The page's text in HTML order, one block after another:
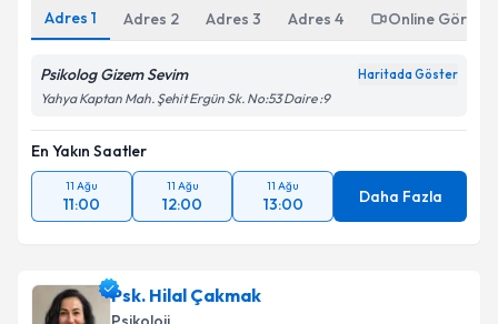
Adres 1 Adres 2 Adres 3 Adres 4 Online
Psikolog Gizem Sevim Haritada Göster
Yahya Kaptan Mah. Şehit Ergün Sk. No:53 Daire :9
En Yakın Saatler
11 Ağu
11:00
11 Ağu
12:00
11 Ağu
13:00 Daha Fazla
Psk. Hilal Çakmak